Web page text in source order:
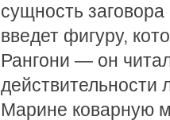
сущность
введет фигуру,
Рангони — он
действительности
Марине коварную